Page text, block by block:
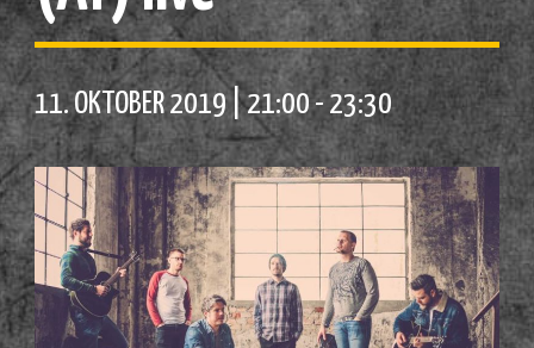
11. OKTOBER 2019 | 21:00- 23:30